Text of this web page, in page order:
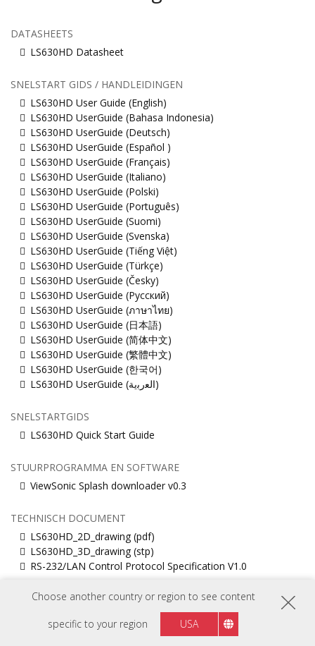
Choose another country or region to see content
specific to your region USA
DATASHEETS
LS630HD Datasheet
SNELSTART GIDS / HANDLEIDINGEN
LS630HD User Guide (English)
LS630HD UserGuide (Bahasa Indonesia)
LS630HD UserGuide (Deutsch)
LS630HD UserGuide (Español )
LS630HD UserGuide (Français)
LS630HD UserGuide (Italiano)
LS630HD UserGuide (Polski)
LS630HD UserGuide (Português)
LS630HD UserGuide (Suomi)
LS630HD UserGuide (Svenska)
LS630HD UserGuide (Tiếng Việt)
LS630HD UserGuide (Türkçe)
LS630HD UserGuide (Česky)
LS630HD UserGuide (Русский)
LS630HD UserGuide (ภาษาไทย)
LS630HD UserGuide (日本語)
LS630HD UserGuide (简体中文)
LS630HD UserGuide (繁體中文)
LS630HD UserGuide (한국어)
LS630HD UserGuide (ﺍﻟﻌﺭﺑﻳﺔ)
SNELSTARTGIDS
LS630HD Quick Start Guide
STUURPROGRAMMA EN SOFTWARE
ViewSonic Splash downloader v0.3
TECHNISCH DOCUMENT
LS630HD_2D_drawing (pdf)
LS630HD_3D_drawing (stp)
RS-232/LAN Control Protocol Specification V1.0
NALEVING VAN VEILIGHEID
LS630HD CE DOC
LS630HD_BSMI RoHS